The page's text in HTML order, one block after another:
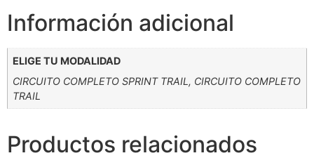
Información adicional
ELIGE TU MODALIDAD
CIRCUITO COMPLETO SPRINT TRAIL, CIRCUITO COMPLETO
TRAIL
Productos relacionados